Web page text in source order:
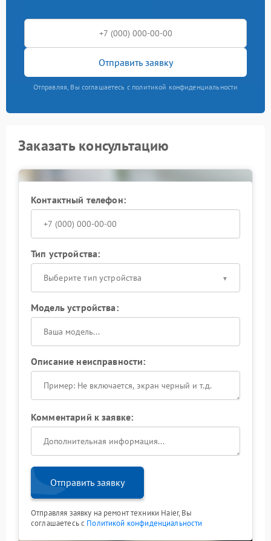
Отправить заявку
Отправляя, Вы соглашаетесь с политикой конфиденциальности
Заказать консультацию
Контактный телефон:
Тип устройства:
Выберите тип устройства
Модель устройства:
Описание неисправности:
Комментарий к заявке:
Отправить заявку
Отправляя заявку на ремонт техники Haier, Вы
соглашаетесь с Политикой конфиденциальности